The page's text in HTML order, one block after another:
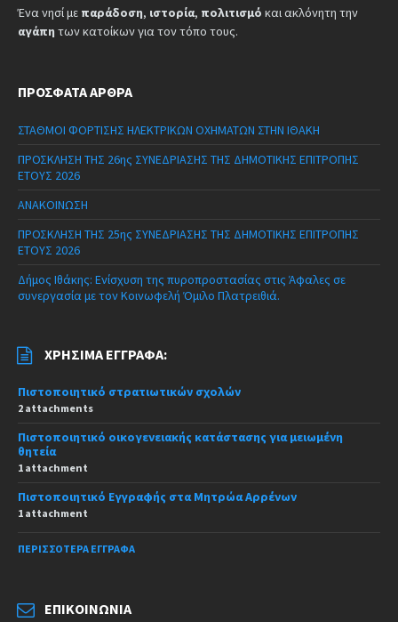
Ένα νησί με παράδοση, ιστορία, πολιτισμό και ακλόνητη την
αγάπη των κατοίκων για τον τόπο τους.
ΠΡΌΣΦΑΤΑ ΆΡΘΡΑ
ΣΤΑΘΜΟΙ ΦΟΡΤΙΣΗΣ ΗΛΕΚΤΡΙΚΩΝ ΟΧΗΜΑΤΩΝ ΣΤΗΝ ΙΘΑΚΗ
ΠΡΟΣΚΛΗΣΗ ΤΗΣ 26ης ΣΥΝΕΔΡΙΑΣΗΣ ΤΗΣ ΔΗΜΟΤΙΚΗΣ ΕΠΙΤΡΟΠΗΣ
ΕΤΟΥΣ 2026
ΑΝΑΚΟΙΝΩΣΗ
ΠΡΟΣΚΛΗΣΗ ΤΗΣ 25ης ΣΥΝΕΔΡΙΑΣΗΣ ΤΗΣ ΔΗΜΟΤΙΚΗΣ ΕΠΙΤΡΟΠΗΣ
ΕΤΟΥΣ 2026
Δήμος Ιθάκης: Ενίσχυση της πυροπροστασίας στις Άφαλες σε
συνεργασία με τον Κοινωφελή Όμιλο Πλατρειθιά.
ΧΡΉΣΙΜΑ ΈΓΓΡΑΦΑ:
Πιστοποιητικό στρατιωτικών σχολών
2 attachments
Πιστοποιητικό οικογενειακής κατάστασης για μειωμένη
θητεία
1 attachment
Πιστοποιητικό Εγγραφής στα Μητρώα Αρρένων
1 attachment
ΠΕΡΙΣΣΌΤΕΡΑ ΈΓΓΡΑΦΑ
ΕΠΙΚΟΙΝΩΝΊΑ